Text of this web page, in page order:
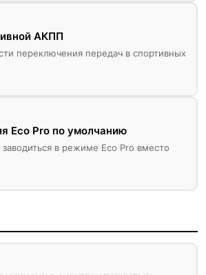
АКПП
переключения передач в спортивных
Eco Pro по умолчанию
в режиме Eco Pro вместо